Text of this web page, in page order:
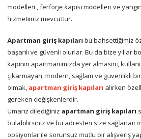
modelleri , ferforje kapısı modelleri ve
hizmetimiz mevcuttur.
Apartman giriş kapıları bu bahsettiğimiz
başarılı ve güvenli olurlar. Bu da bize yıllar
kapının apartmanımızda yer almasını,
çıkarmayan, modern, sağlam ve güvenlikli
olmak, apartman giriş kapıları alırken
gereken değişkenlerdir.
Umarız dilediğiniz apartman giriş kapıları
bulabilirsiniz ve bu adresten size sağlanan
opsiyonlar ile sorunsuz mutlu bir alışveriş